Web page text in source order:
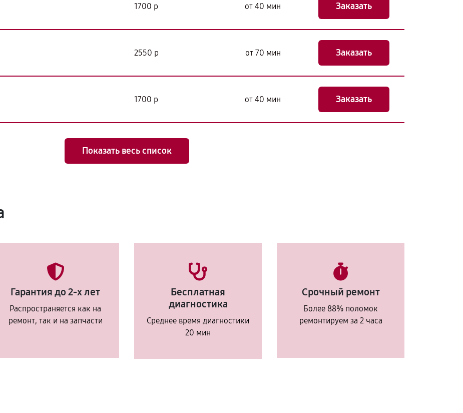
1700 р от 40 мин Заказать
2550 р от 70 мин Заказать
1700 р от 40 мин Заказать
Показать весь список
Гарантия до 2-х лет
Распространяется как на
ремонт, так и на запчасти
Бесплатная
диагностика
Среднее время диагностики
20 мин
Срочный ремонт
Более 88% поломок
ремонтируем за 2 часа